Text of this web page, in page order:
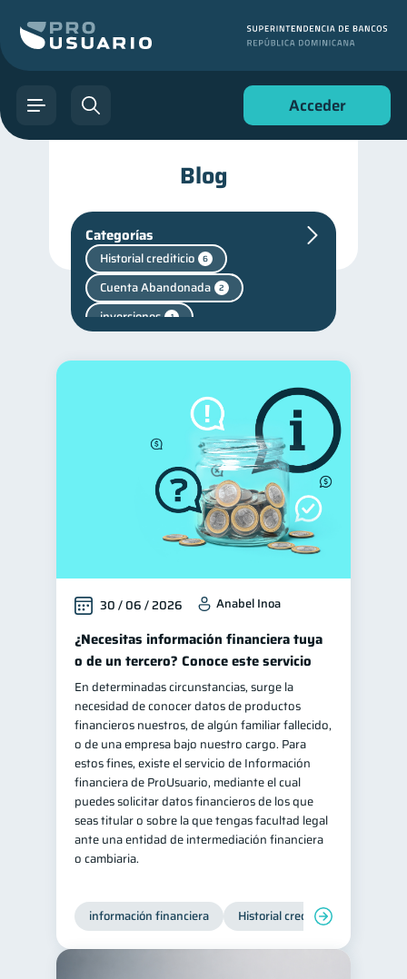
Acceder
Blog
Categorías
Historial crediticio 6
Cuenta Abandonada 2
inversiones 1
Manejo de deudas 31
Educación financiera 31
Finanzas para jóvenes 30
Control de deudas 30
Finanzas familiares 25
Inclusión financiera 22
Bienestar financiero 22
Finanzas para mujeres 20
Seguridad financiera 13
Salud financiera 12
Productos financieros 11
Organización Financiera 10
Deudas 10
Entidad financiera 8
Préstamos Ahorro
Consejos 6
Tarjeta de crédito
Ciberseguridad
Servicios
30 / 06 / 2026 Anabel Inoa
¿Necesitas información financiera tuya
o de un tercero? Conoce este servicio
En determinadas circunstancias, surge la
necesidad de conocer datos de productos
financieros nuestros, de algún familiar fallecido,
o de una empresa bajo nuestro cargo. Para
estos fines, existe el servicio de Información
financiera de ProUsuario, mediante el cual
puedes solicitar datos financieros de los que
seas titular o sobre la que tengas facultad legal
ante una entidad de intermediación financiera
o cambiaria.
información financiera Historial crediticio